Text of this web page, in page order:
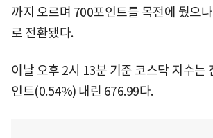
까지 오르며 700포인트를 목전에 뒀으
로 전환됐다.
이날 오후 2시 13분 기준 코스닥 지수는
인트(0.54%) 내린 676.99다.